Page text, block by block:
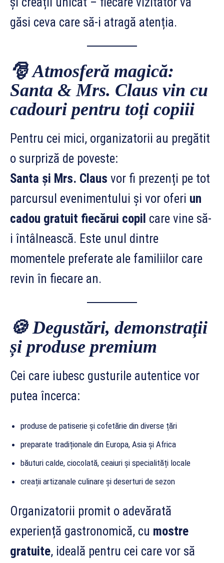
găsi ceva care să-i atragă atenția.
🎅Atmosferă magică:
Santa & Mrs. Claus vin cu
cadouri pentru toți copiii
Pentru cei mici, organizatorii au pregătit
o surpriză de poveste:
Santa și Mrs. Claus vor fi prezenți pe tot
parcursul evenimentului și vor oferi un
cadou gratuit fiecărui copil care vine să-
i întâlnească. Este unul dintre
momentele preferate ale familiilor care
revin în fiecare an.
🍪Degustări, demonstrații
și produse premium
Cei care iubesc gusturile autentice vor
putea încerca:
produse de patiserie și cofetărie din diverse țări
preparate tradiționale din Europa, Asia și Africa
băuturi calde, ciocolată, ceaiuri și specialități locale
creații artizanale culinare și deserturi de sezon
Organizatorii promit o adevărată
experiență gastronomică, cu mostre
gratuite, ideală pentru cei care vor să